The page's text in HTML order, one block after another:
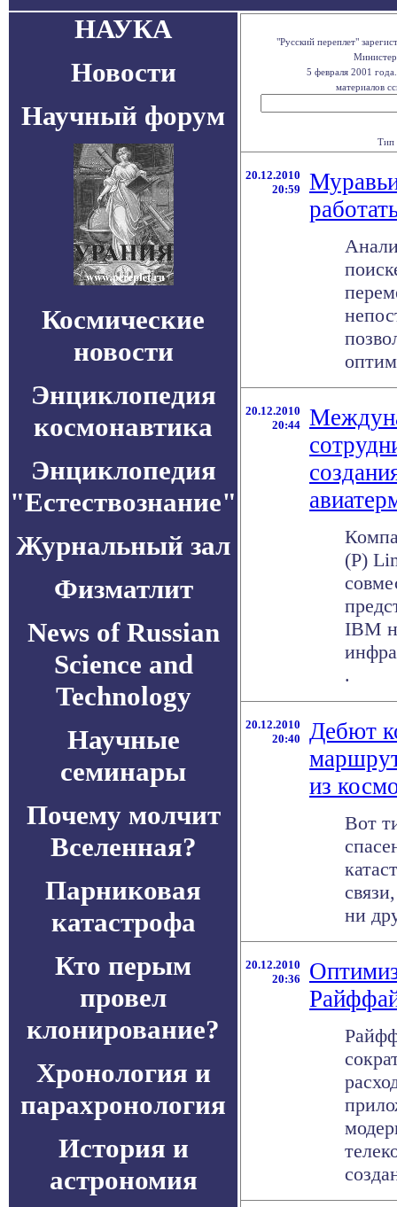
НАУКА
Новости
Научный форум
Космические
новости
Энциклопедия
космонавтика
Энциклопедия
"Естествознание"
Журнальный зал
Физматлит
News of Russian
Science and
Technology
Научные
семинары
Почему молчит
Вселенная?
Парниковая
катастрофа
Кто перым
провел
клонирование?
Хронология и
парахронология
История и
астрономия
"Русский переплет"
5 февраля 2001
материалов
Тип
20.12.2010
20:59
20.12.2010
20:44
(P)
IBM
.
20.12.2010
20:40
Дебют
из
Вот
ни
20.12.2010
20:36